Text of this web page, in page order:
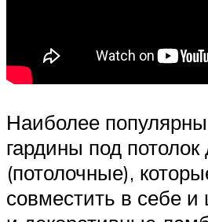
Наиболее
гардины под
(потолочные),
совместить в себе